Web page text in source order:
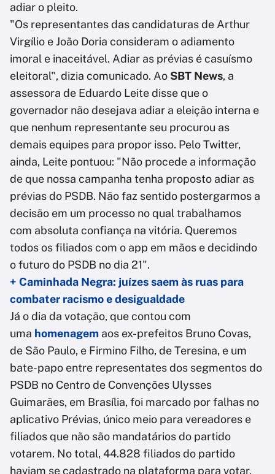
adiar o pleito.
"Os representantes das candidaturas de Arthur
Virgílio e João Doria consideram o adiamento
imoral e inaceitável. Adiar as prévias é casuísmo
eleitoral", dizia comunicado. Ao SBT News, a
assessora de Eduardo Leite disse que o
governador não desejava adiar a eleição interna e
que nenhum representante seu procurou as
demais equipes para propor isso. Pelo Twitter,
ainda, Leite pontuou: "Não procede a informação
de que nossa campanha tenha proposto adiar as
prévias do PSDB. Não faz sentido postergarmos a
decisão em um processo no qual trabalhamos
com absoluta confiança na vitória. Queremos
todos os filiados com o app em mãos e decidindo
o futuro do PSDB no dia 21".
+ Caminhada Negra: juízes saem às ruas para
combater racismo e desigualdade
Já o dia da votação, que contou com
uma homenagem aos ex-prefeitos Bruno Covas,
de São Paulo, e Firmino Filho, de Teresina, e um
bate-papo entre representates dos segmentos do
PSDB no Centro de Convenções Ulysses
Guimarães, em Brasília, foi marcado por falhas no
aplicativo Prévias, único meio para vereadores e
filiados que não são mandatários do partido
votarem. No total, 44.828 filiados do partido
haviam se cadastrado na plataforma para votar,